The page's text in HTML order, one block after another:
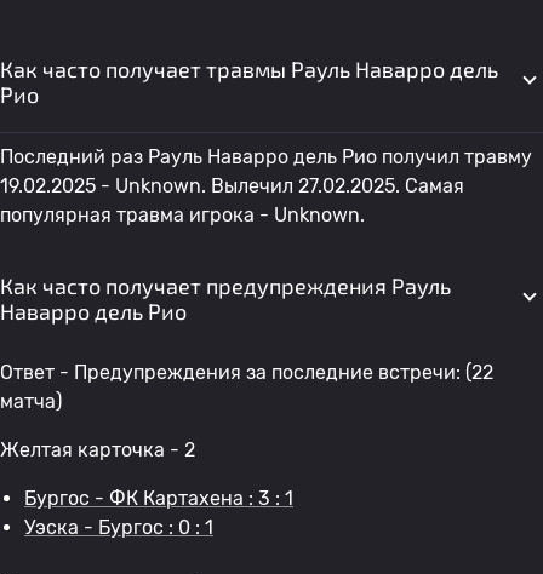
Как часто получает травмы Рауль Наварро дель
Рио
Последний раз Рауль Наварро дель Рио получил травму
19.02.2025 - Unknown. Вылечил 27.02.2025. Самая
популярная травма игрока - Unknown.
Как часто получает предупреждения Рауль
Наварро дель Рио
Ответ - Предупреждения за последние встречи: (22
матча)
Желтая карточка - 2
Бургос - ФК Картахена : 3 : 1
Уэска - Бургос : 0 : 1